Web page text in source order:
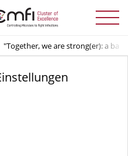
Menü
"Together, we are strong(er): a